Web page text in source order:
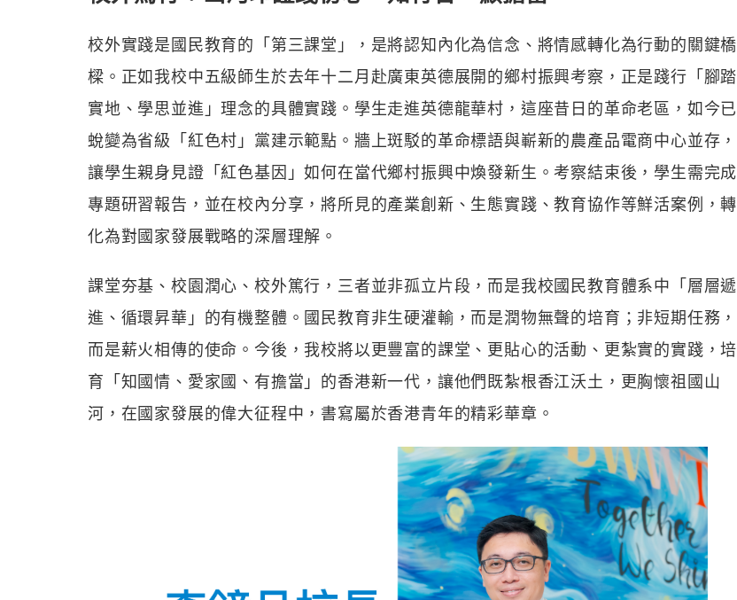
校外實踐是國民教育的「第三課堂」，是將認知內化為信念、將情感轉化為行動的關鍵橋
樑。正如我校中五級師生於去年十二月赴廣東英德展開的鄉村振興考察，正是踐行「腳踏
實地、學思並進」理念的具體實踐。學生走進英德龍華村，這座昔日的革命老區，如今已
蛻變為省級「紅色村」黨建示範點。牆上斑駁的革命標語與嶄新的農產品電商中心並存，
讓學生親身見證「紅色基因」如何在當代鄉村振興中煥發新生。考察結束後，學生需完成
專題研習報告，並在校內分享，將所見的產業創新、生態實踐、教育協作等鮮活案例，轉
化為對國家發展戰略的深層理解。
課堂夯基、校園潤心、校外篤行，三者並非孤立片段，而是我校國民教育體系中「層層遞
進、循環昇華」的有機整體。國民教育非生硬灌輸，而是潤物無聲的培育；非短期任務，
而是薪火相傳的使命。今後，我校將以更豐富的課堂、更貼心的活動、更紮實的實踐，培
育「知國情、愛家國、有擔當」的香港新一代，讓他們既紮根香江沃土，更胸懷祖國山
河，在國家發展的偉大征程中，書寫屬於香港青年的精彩華章。